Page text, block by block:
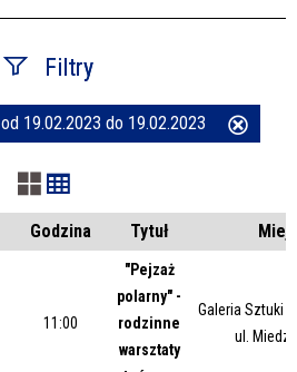
Filtry
od 19.02.2023 do 19.02.2023
Godzina Tytuł
11:00
"Pejzaż
polarny" -
rodzinne
warsztaty
Galeria Sztuki
ul.